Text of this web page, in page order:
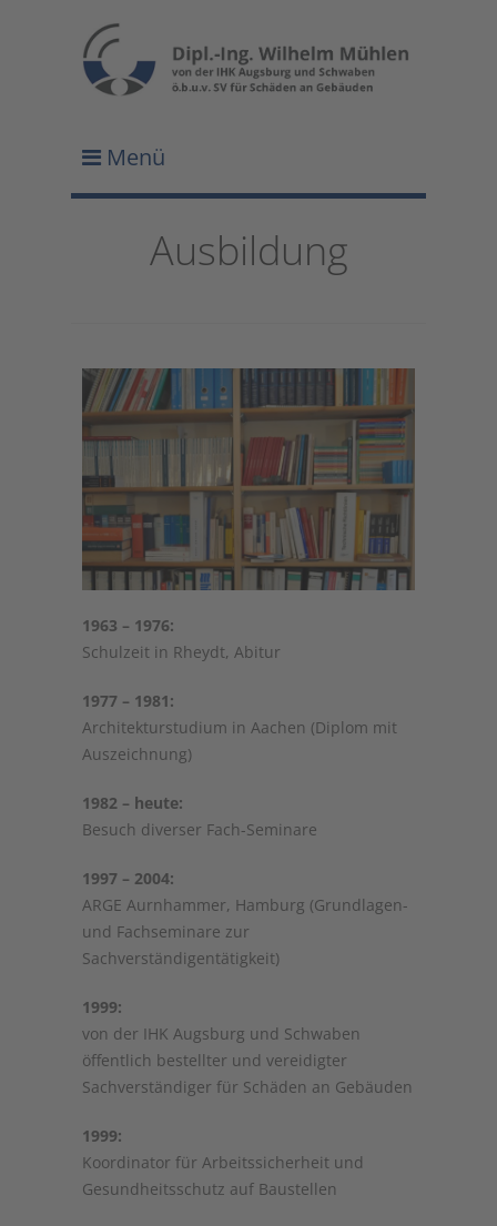
Menü
Ausbildung
1963 – 1976:
Schulzeit in Rheydt, Abitur
1977 – 1981:
Architekturstudium in Aachen (Diplom mit
Auszeichnung)
1982 – heute:
Besuch diverser Fach-Seminare
1997 – 2004:
ARGE Aurnhammer, Hamburg (Grundlagen-
und Fachseminare zur
Sachverständigentätigkeit)
1999:
von der IHK Augsburg und Schwaben
öffentlich bestellter und vereidigter
Sachverständiger für Schäden an Gebäuden
1999:
Koordinator für Arbeitssicherheit und
Gesundheitsschutz auf Baustellen